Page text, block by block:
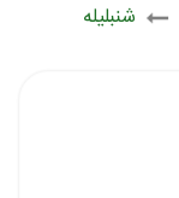
شنبلیله